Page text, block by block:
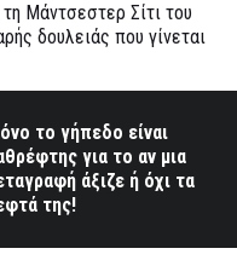
τη Μάντσεστερ Σίτι του
δουλειάς που γίνεται
το γήπεδο είναι
για το αν μια
άξιζε ή όχι τα
της!